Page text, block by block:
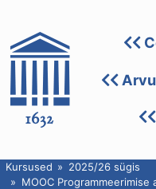
Kursused
2025/26 sügis
MOOC Programmeerimise